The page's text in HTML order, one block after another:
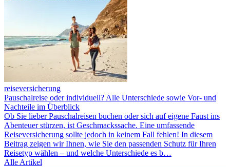
reiseversicherung
Pauschalreise oder individuell? Alle Unterschiede sowie Vor- und
Nachteile im Überblick
Ob Sie lieber Pauschalreisen buchen oder sich auf eigene Faust ins
Abenteuer stürzen, ist Geschmackssache. Eine umfassende
Reiseversicherung sollte jedoch in keinem Fall fehlen! In diesem
Beitrag zeigen wir Ihnen, wie Sie den passenden Schutz für Ihren
Reisetyp wählen – und welche Unterschiede es b…
Alle Artikel